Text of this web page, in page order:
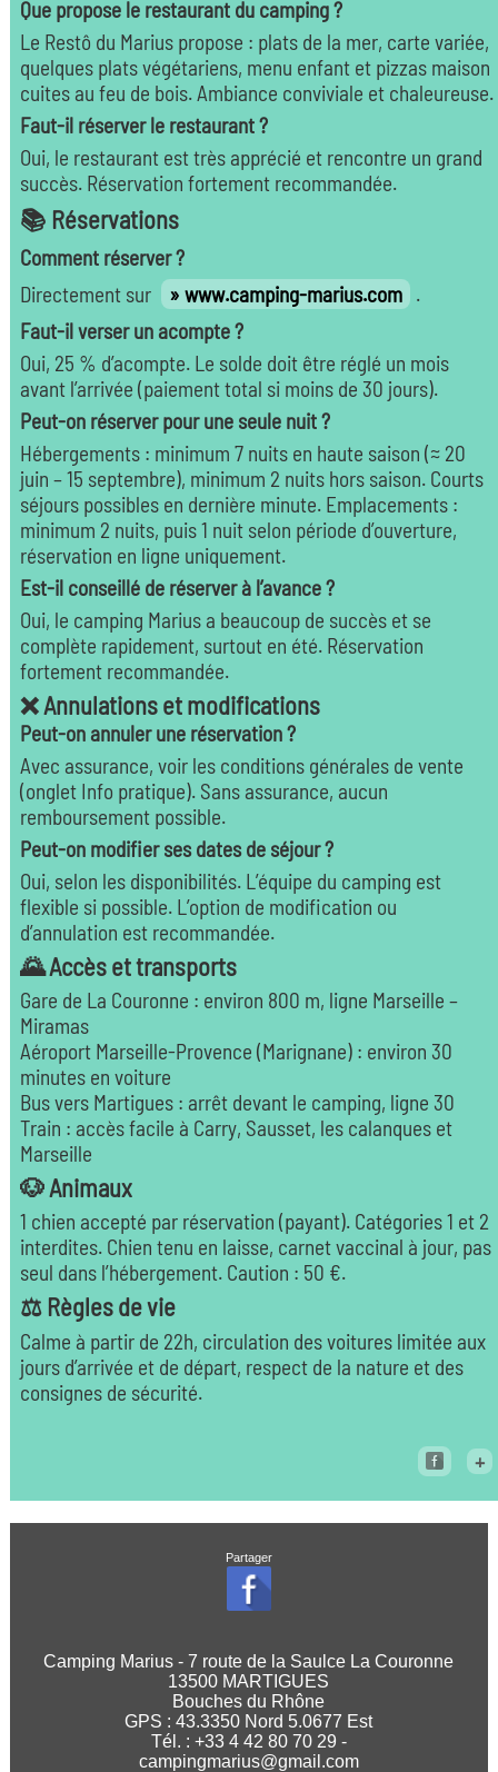
Que propose le restaurant du camping ?
Le Restô du Marius propose : plats de la mer, carte variée,
quelques plats végétariens, menu enfant et pizzas maison
cuites au feu de bois. Ambiance conviviale et chaleureuse.
Faut-il réserver le restaurant ?
Oui, le restaurant est très apprécié et rencontre un grand
succès. Réservation fortement recommandée.
📚 Réservations
Comment réserver ?
Directement sur
www.camping-marius.com .
Faut-il verser un acompte ?
Oui, 25 % d’acompte. Le solde doit être réglé un mois
avant l’arrivée (paiement total si moins de 30 jours).
Peut-on réserver pour une seule nuit ?
Hébergements : minimum 7 nuits en haute saison (≈ 20
juin – 15 septembre), minimum 2 nuits hors saison. Courts
séjours possibles en dernière minute. Emplacements :
minimum 2 nuits, puis 1 nuit selon période d’ouverture,
réservation en ligne uniquement.
Est-il conseillé de réserver à l’avance ?
Oui, le camping Marius a beaucoup de succès et se
complète rapidement, surtout en été. Réservation
fortement recommandée.
❌ Annulations et modifications
Peut-on annuler une réservation ?
Avec assurance, voir les conditions générales de vente
(onglet Info pratique). Sans assurance, aucun
remboursement possible.
Peut-on modifier ses dates de séjour ?
Oui, selon les disponibilités. L’équipe du camping est
flexible si possible. L’option de modification ou
d’annulation est recommandée.
🌄 Accès et transports
Gare de La Couronne : environ 800 m, ligne Marseille –
Miramas
Aéroport Marseille-Provence (Marignane) : environ 30
minutes en voiture
Bus vers Martigues : arrêt devant le camping, ligne 30
Train : accès facile à Carry, Sausset, les calanques et
Marseille
🐶 Animaux
1 chien accepté par réservation (payant). Catégories 1 et 2
interdites. Chien tenu en laisse, carnet vaccinal à jour, pas
seul dans l’hébergement. Caution : 50 €.
⚖️ Règles de vie
Calme à partir de 22h, circulation des voitures limitée aux
jours d’arrivée et de départ, respect de la nature et des
consignes de sécurité.
+
Partager
Camping Marius - 7 route de la Saulce La Couronne
13500 MARTIGUES
Bouches du Rhône
GPS :43.3350 Nord 5.0677 Est
Tél. : +33 4 42 80 70 29 -
campingmarius@gmail.com